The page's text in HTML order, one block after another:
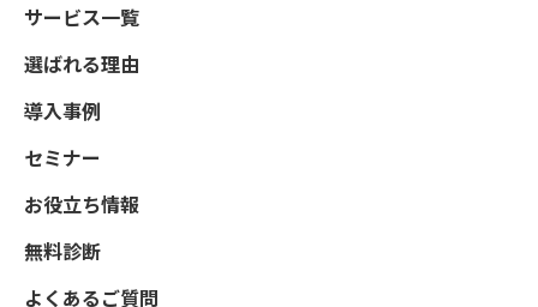
サービス一覧
選ばれる理由
導入事例
セミナー
お役立ち情報
無料診断
よくあるご質問